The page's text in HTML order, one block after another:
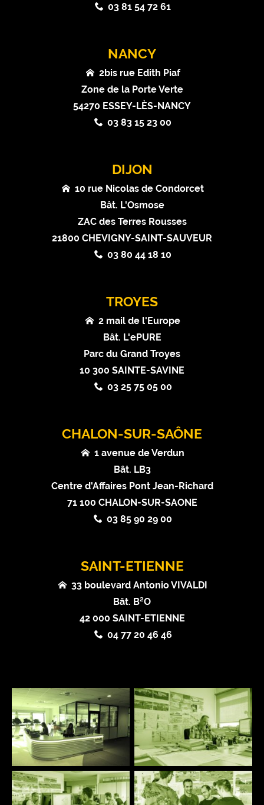
03 81 54 72 61
NANCY
2bis rue Edith Piaf
Zone de la Porte Verte
54270 ESSEY-LÈS-NANCY
03 83 15 23 00
DIJON
10 rue Nicolas de Condorcet
Bât. L'Osmose
ZAC des Terres Rousses
21800 CHEVIGNY-SAINT-SAUVEUR
03 80 44 18 10
TROYES
2 mail de l'Europe
Bât. L'ePURE
Parc du Grand Troyes
10 300 SAINTE-SAVINE
03 25 75 05 00
CHALON-SUR-SAÔNE
1 avenue de Verdun
Bât. LB3
Centre d'Affaires Pont Jean-Richard
71 100 CHALON-SUR-SAONE
03 85 90 29 00
SAINT-ETIENNE
33 boulevard Antonio VIVALDI
Bât. B²O
42 000 SAINT-ETIENNE
04 77 20 46 46